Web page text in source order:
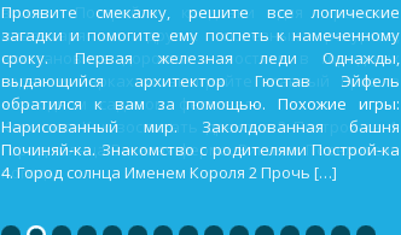
виллы. Постройте кладовки для хранения
инвентаря и других полезных ресурсов,
восстановите дорожки и мостики в городских
садах и парках и выиграйте главный приз в
ежегодном садовом фестивале. Похожие игры:
Кекс шоп Как воспитать дракона 2 Построй-ка 4.
Город солнца Веселая ферма. Викинги Повелитель
погоды